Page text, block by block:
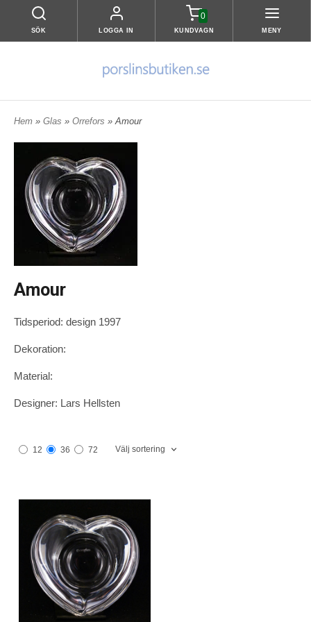
SÖK LOGGA IN
0
KUNDVAGN MENY
Hem » Glas » Orrefors » Amour
Amour
Tidsperiod: design 1997
Dekoration:
Material:
Designer: Lars Hellsten
12 36 72 Välj sortering